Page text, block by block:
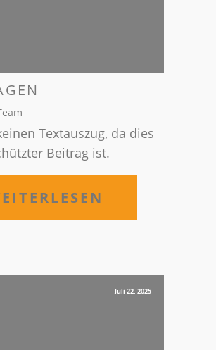
Textauszug, da dies
Beitrag ist.
Juli 22, 2025